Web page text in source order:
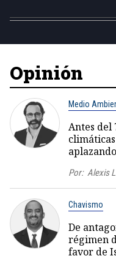
Opinión
Medio
Antes del
aplazando
Por: Alexis
Chavismo
De
régimen
favor de